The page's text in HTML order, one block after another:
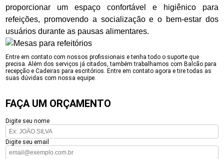
proporcionar um espaço confortável e higiênico para
refeições, promovendo a socialização e o bem-estar dos
usuários durante as pausas alimentares.
Entre em contato com nossos profissionais e tenha todo o suporte que
precisa. Além dos serviços já citados, também trabalhamos com Balcão para
recepção e Cadeiras para escritórios. Entre em contato agora e tire todas as
suas dúvidas com nossa equipe.
FAÇA UM ORÇAMENTO
Digite seu nome
Digite seu email